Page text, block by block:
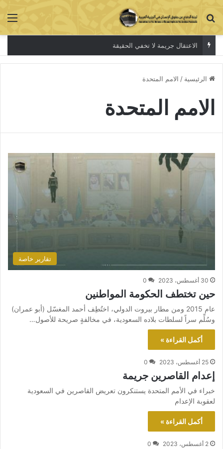
بحث عن
الاعتقال جريمة لا تخفي الحقيقة
الرئيسية / الامم المتحدة
الامم المتحدة
تقارير خاصة
30 أغسطس، 2023 0
حين تختطف الحكومة المواطنين
عام 2015 ومن مطار بيروت الدولي، اختُطِف أحمد المغسّل (أبو عمران)
وسُلِّم سراً لسلطات بلاده السعودية، في مخالفةٍ صريحة للأصول…
أكمل القراءة »
25 أغسطس، 2023 0
إعدام القاصرين جريمة
خبراء في الأمم المتحدة يستنكرون تعريض القاصرين في السعودية
لعقوبة الإعدام
أكمل القراءة »
2 أغسطس، 2023 0